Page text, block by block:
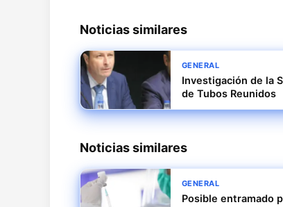
Noticias similares
GENERAL
Investigación de la
de Tubos Reunidos
Noticias similares
GENERAL
Posible entramado